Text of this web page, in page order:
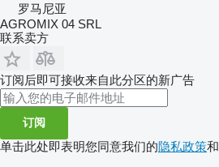
罗马尼亚
AGROMIX 04 SRL
联系卖方
订阅后即可接收来自此分区的新广告
订阅
单击此处即表明您同意我们的隐私政策和